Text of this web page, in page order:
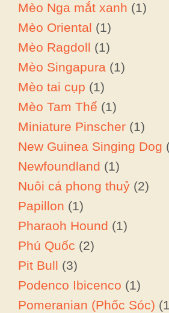
Mèo Nga mắt xanh (1)
Mèo Oriental (1)
Mèo Ragdoll (1)
Mèo Singapura (1)
Mèo tai cụp (1)
Mèo Tam Thể (1)
Miniature Pinscher (1)
New Guinea Singing Dog
Newfoundland (1)
Nuôi cá phong thuỷ (2)
Papillon (1)
Pharaoh Hound (1)
Phú Quốc (2)
Pit Bull (3)
Podenco Ibicenco (1)
Pomeranian (Phốc Sóc)